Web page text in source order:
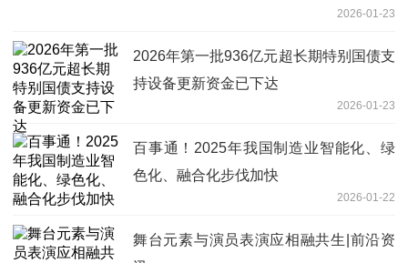
2026-01-23
2026年第一批936亿元超长期特别国债支
持设备更新资金已下达
2026-01-23
百事通！2025年我国制造业智能化、绿
色化、融合化步伐加快
2026-01-22
舞台元素与演员表演应相融共生|前沿资